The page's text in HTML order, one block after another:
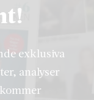
exklusiva
analyser